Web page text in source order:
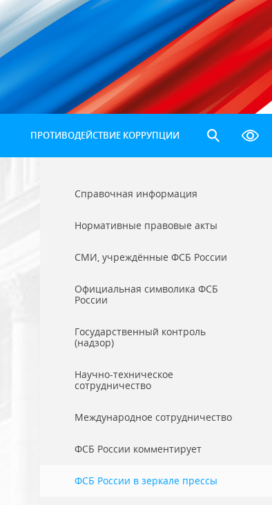
ПРОТИВОДЕЙСТВИЕ КОРРУПЦИИ
Справочная информация
Нормативные правовые акты
СМИ, учреждённые ФСБ России
Официальная символика ФСБ
России
Государственный контроль
(надзор)
Научно-техническое
сотрудничество
Международное сотрудничество
ФСБ России комментирует
ФСБ России в зеркале прессы